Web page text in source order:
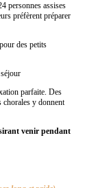
personnes assises
préfèrent préparer
des petits
parfaite. Des
chorales y donnent
venir pendant